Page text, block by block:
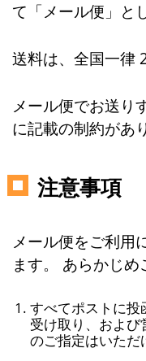
て「メール便」と
送料は、全国一律
メール便でお送り
に記載の制約があ
注意事項
メール便をご利用
ます。 あらかじめ
すべてポストに投
受け取り、およ
のご指定はいただ